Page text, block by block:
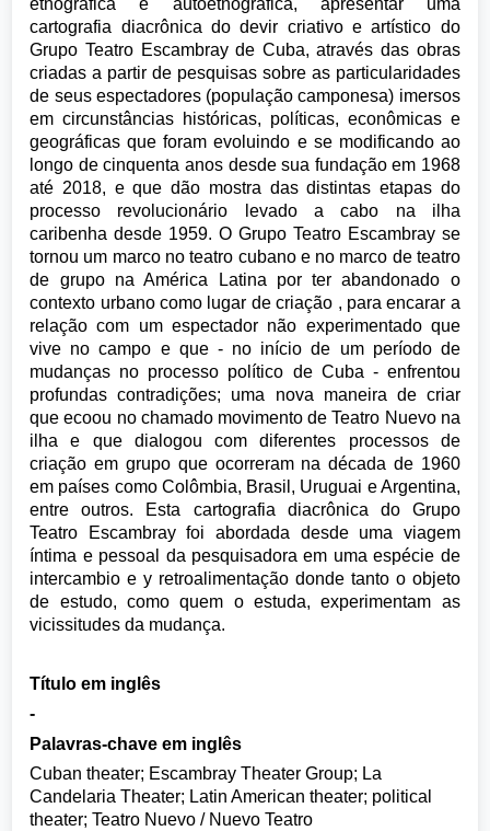
etnográfica e autoetnográfica, apresentar uma
cartografia diacrônica do devir criativo e artístico do
Grupo Teatro Escambray de Cuba, através das obras
criadas a partir de pesquisas sobre as particularidades
de seus espectadores (população camponesa) imersos
em circunstâncias históricas, políticas, econômicas e
geográficas que foram evoluindo e se modificando ao
longo de cinquenta anos desde sua fundação em 1968
até 2018, e que dão mostra das distintas etapas do
processo revolucionário levado a cabo na ilha
caribenha desde 1959. O Grupo Teatro Escambray se
tornou um marco no teatro cubano e no marco de teatro
de grupo na América Latina por ter abandonado o
contexto urbano como lugar de criação , para encarar a
relação com um espectador não experimentado que
vive no campo e que - no início de um período de
mudanças no processo político de Cuba - enfrentou
profundas contradições; uma nova maneira de criar
que ecoou no chamado movimento de Teatro Nuevo na
ilha e que dialogou com diferentes processos de
criação em grupo que ocorreram na década de 1960
em países como Colômbia, Brasil, Uruguai e Argentina,
entre outros. Esta cartografia diacrônica do Grupo
Teatro Escambray foi abordada desde uma viagem
íntima e pessoal da pesquisadora em uma espécie de
intercambio e y retroalimentação donde tanto o objeto
de estudo, como quem o estuda, experimentam as
vicissitudes da mudança.
Título em inglês
-
Palavras-chave em inglês
Cuban theater; Escambray Theater Group; La
Candelaria Theater; Latin American theater; political
theater; Teatro Nuevo / Nuevo Teatro